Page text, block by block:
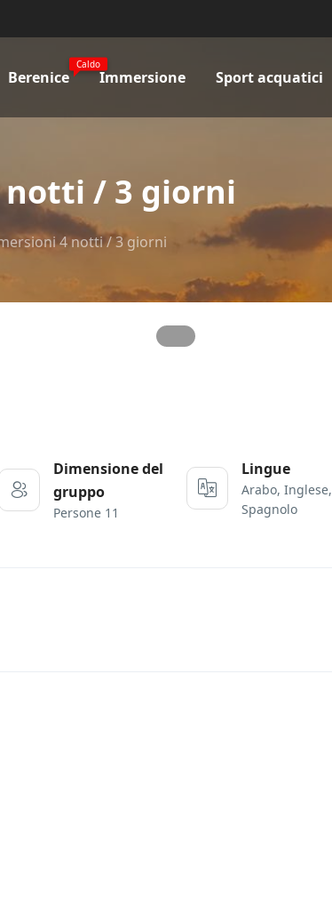
Berenice
Caldo
Immersione Sport acquatici
notti / 3 giorni
4 notti / 3 giorni
Dimensione del
gruppo
Persone 11
Lingue
Arabo, Inglese,
Spagnolo